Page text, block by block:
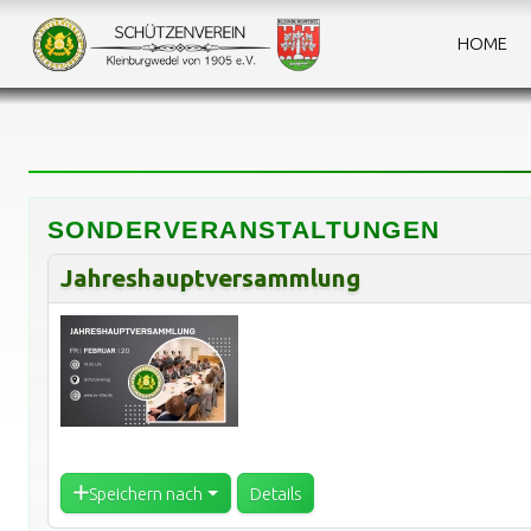
HOME
SONDERVERANSTALTUNGEN
Jahreshauptversammlung
Speichern nach Details